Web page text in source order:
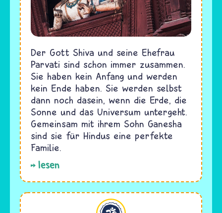
Der Gott Shiva und seine Ehefrau
Parvati sind schon immer zusammen.
Sie haben kein Anfang und werden
kein Ende haben. Sie werden selbst
dann noch dasein, wenn die Erde, die
Sonne und das Universum untergeht.
Gemeinsam mit ihrem Sohn Ganesha
sind sie für Hindus eine perfekte
Familie.
lesen
Hinduismus